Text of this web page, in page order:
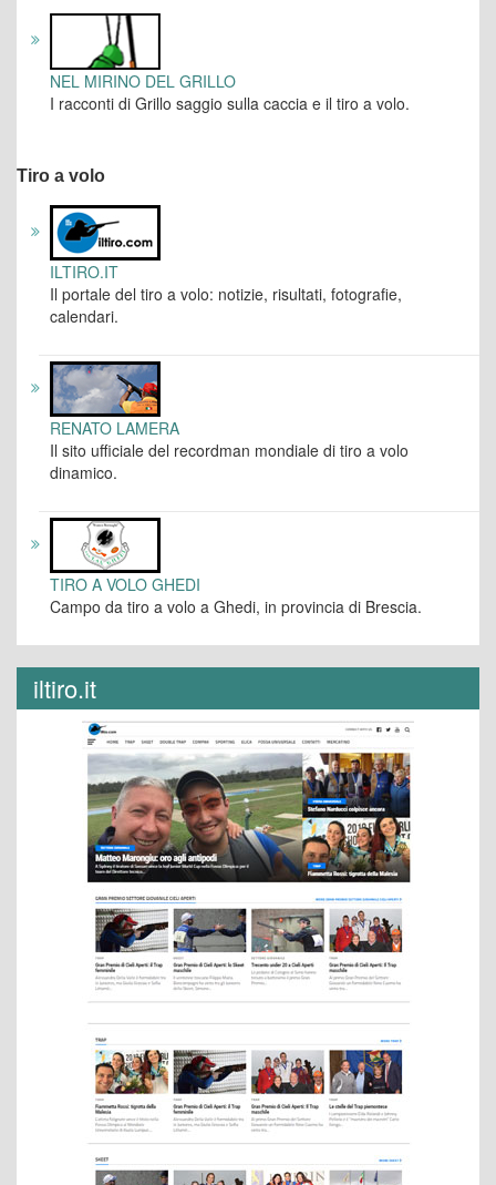
NEL MIRINO DEL GRILLO
I racconti di Grillo saggio sulla caccia e il tiro a volo.
Tiro a volo
ILTIRO.IT
Il portale del tiro a volo: notizie, risultati, fotografie,
calendari.
RENATO LAMERA
Il sito ufficiale del recordman mondiale di tiro a volo
dinamico.
TIRO A VOLO GHEDI
Campo da tiro a volo a Ghedi, in provincia di Brescia.
iltiro.it